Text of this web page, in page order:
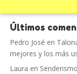
Últimos
Pedro José en
mejores y los más
Laura en